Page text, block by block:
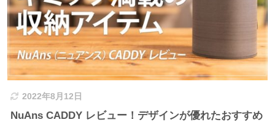
2022年8月12日
NuAns CADDY レビュー！デザインが優れたおすすめ